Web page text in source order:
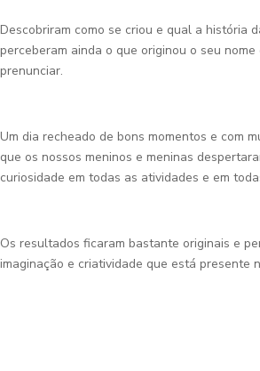
Descobriram como se criou e qual a história
perceberam ainda o que originou o seu
prenunciar.
Um dia recheado de bons momentos e com
que os nossos meninos e meninas
curiosidade em todas as atividades e em
Os resultados ficaram bastante originais e
imaginação e criatividade que está presente